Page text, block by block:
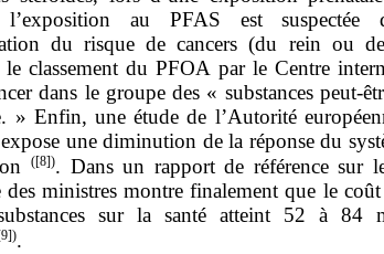
l’exposition au PFAS est suspectée
du risque de cancers (du rein ou
classement du PFOA par le Centre
dans le groupe des « substances
» Enfin, une étude de l’Autorité
une diminution de la réponse du
([8]). Dans un rapport de référence sur
des ministres montre finalement que le
sur la santé atteint 52 à 84
).